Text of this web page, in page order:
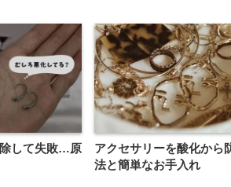
して失敗…原
アクセサリーを酸化から
法と簡単なお手入れ